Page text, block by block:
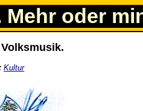
Mehr oder
Kultur